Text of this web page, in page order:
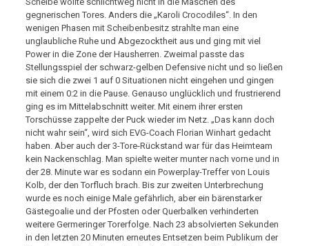
gegnerischen Tores. Anders die „Karoli Crocodiles“. In den
wenigen Phasen mit Scheibenbesitz strahlte man eine
unglaubliche Ruhe und Abgezocktheit aus und ging mit viel
Power in die Zone der Hausherren. Zweimal passte das
Stellungsspiel der schwarz-gelben Defensive nicht und so ließen
sie sich die zwei 1 auf 0 Situationen nicht eingehen und gingen
mit einem 0:2 in die Pause. Genauso unglücklich und frustrierend
ging es im Mittelabschnitt weiter. Mit einem ihrer ersten
Torschüsse zappelte der Puck wieder im Netz. „Das kann doch
nicht wahr sein“, wird sich EVG-Coach Florian Winhart gedacht
haben. Aber auch der 3-Tore-Rückstand war für das Heimteam
kein Nackenschlag. Man spielte weiter munter nach vorne und in
der 28. Minute war es sodann ein Powerplay-Treffer von Louis
Kolb, der den Torfluch brach. Bis zur zweiten Unterbrechung
wurde es noch einige Male gefährlich, aber ein bärenstarker
Gästegoalie und der Pfosten oder Querbalken verhinderten
weitere Germeringer Torerfolge. Nach 23 absolvierten Sekunden
in den letzten 20 Minuten erneutes Entsetzen beim Publikum der